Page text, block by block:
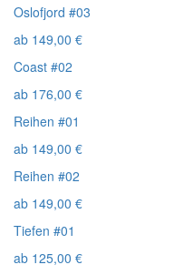
Oslofjord #03
ab 149,00 €
Coast #02
ab 176,00 €
Reihen #01
ab 149,00 €
Reihen #02
ab 149,00 €
Tiefen #01
ab 125,00 €